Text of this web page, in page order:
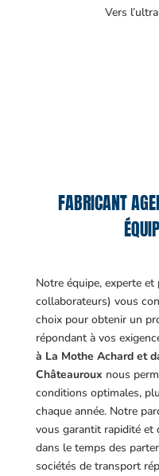
Vers
FABRICANT
Notre équipe, experte
collaborateurs) vous
choix pour obtenir un
répondant à vos
à La Mothe Achard et
Châteauroux nous
conditions optimales,
chaque année. Notre
vous garantit rapidité et
dans le temps des
sociétés de transport